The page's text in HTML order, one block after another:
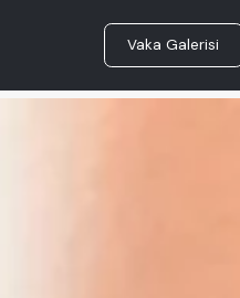
Vaka Galerisi